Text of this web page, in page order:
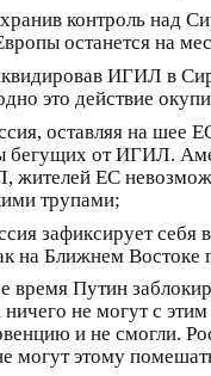
контроль над
останется на
ИГИЛ в
это действие
оставляя на шее
бегущих от ИГИЛ.
жителей ЕС
трупами;
зафиксирует себя
на Ближнем Востоке
время Путин
не могут с этим
и не смогли.
могут этому